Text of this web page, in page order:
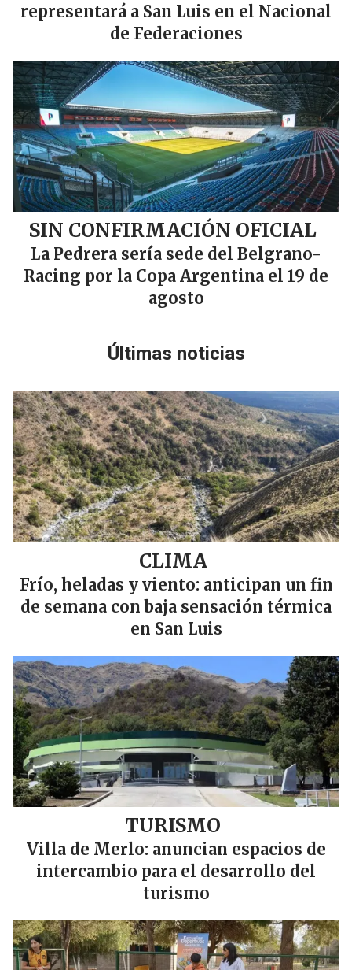
representará a San Luis en el Nacional
de Federaciones
SIN CONFIRMACIÓN OFICIAL
La Pedrera sería sede del Belgrano-
Racing por la Copa Argentina el 19 de
agosto
Últimas noticias
CLIMA
Frío, heladas y viento: anticipan un fin
de semana con baja sensación térmica
en San Luis
TURISMO
Villa de Merlo: anuncian espacios de
intercambio para el desarrollo del
turismo